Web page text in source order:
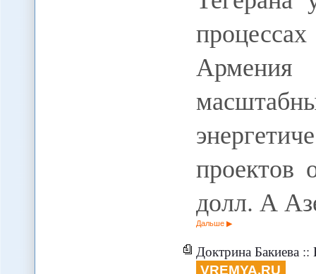
Армения
долл. А
Дальше
Доктрина Бакиева
VREMYA.RU